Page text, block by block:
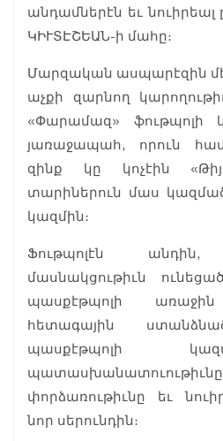
անդամներէն եւ նուիրեալ
ԿԻՒՏԷՇԵԱՆ-ի մահը։
Մարզական ասպարէզին
աչքի զարնող
«Փարամազ» ֆութպոլի
յառաջապահ, որուն
զինք կը կոչէին
տարիներուն մաս
կազմին։
Ֆութպոլէն
մասնակցութիւն
պասքէթպոլի
հետագային
պասքէթպոլի
փորձառութիւնը եւ
նոր սերունդին։